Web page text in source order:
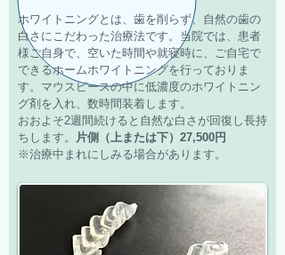
ホワイトニングとは、歯を削らず、自然の歯の
白さにこだわった治療法です。当院では、患者
様ご自身で、空いた時間や就寝時に、ご自宅で
できるホームホワイトニングを行っておりま
す。マウスピースの中に低濃度のホワイトニン
グ剤を入れ、数時間装着します。
おおよそ2週間続けると自然な白さが回復し長持
ちします。 片側（上または下）27,500円
※治療中まれにしみる場合があります。